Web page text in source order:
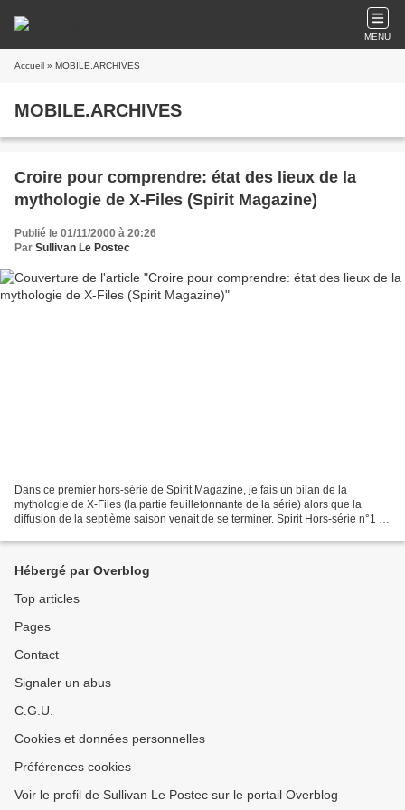
MENU
Accueil » MOBILE.ARCHIVES
MOBILE.ARCHIVES
Croire pour comprendre: état des lieux de la
mythologie de X-Files (Spirit Magazine)
Publié le 01/11/2000 à 20:26
Par Sullivan Le Postec
Dans ce premier hors-série de Spirit Magazine, je fais un bilan de la
mythologie de X-Files (la partie feuilletonnante de la série) alors que la
diffusion de la septième saison venait de se terminer. Spirit Hors-série n°1 -
Hébergé par Overblog
Top articles
Pages
Contact
Signaler un abus
C.G.U.
Cookies et données personnelles
Préférences cookies
Voir le profil de Sullivan Le Postec sur le portail Overblog